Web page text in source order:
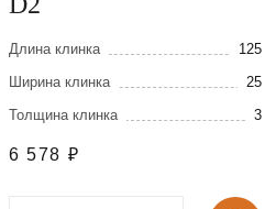
Длина клинка
125
Ширина клинка
25
Толщина клинка
3
6 578 ₽